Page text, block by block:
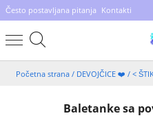
Često postavljana pitanja Kontakti
Početna strana / DEVOJČICE ❤️ / <
Baletanke sa